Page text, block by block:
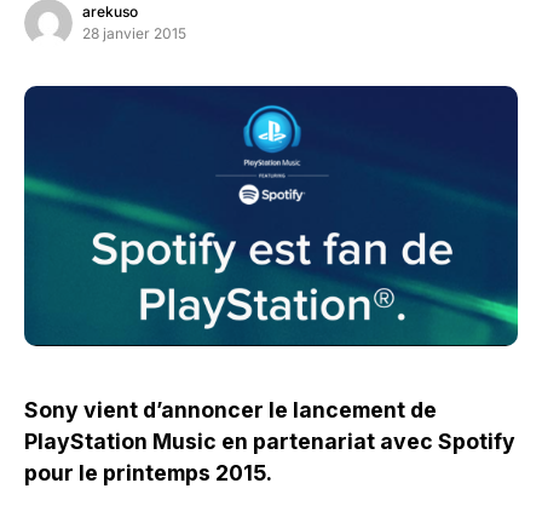
arekuso
28 janvier 2015
Sony vient d’annoncer le lancement de
PlayStation Music en partenariat avec Spotify
pour le printemps 2015.